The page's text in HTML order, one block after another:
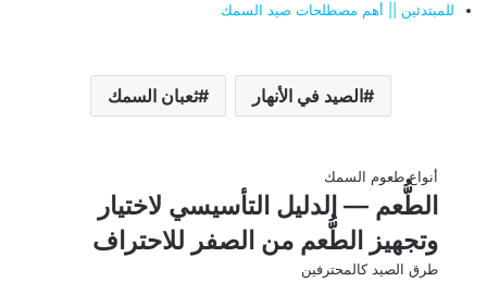
للمبتدئين || أهم مصطلحات صيد السمك
الصيد في الأنهار ثعبان السمك
أنواع طعوم السمك
الطُّعم — الدليل التأسيسي لاختيار
وتجهيز الطُّعم من الصفر للاحتراف
طرق الصيد كالمحترفين